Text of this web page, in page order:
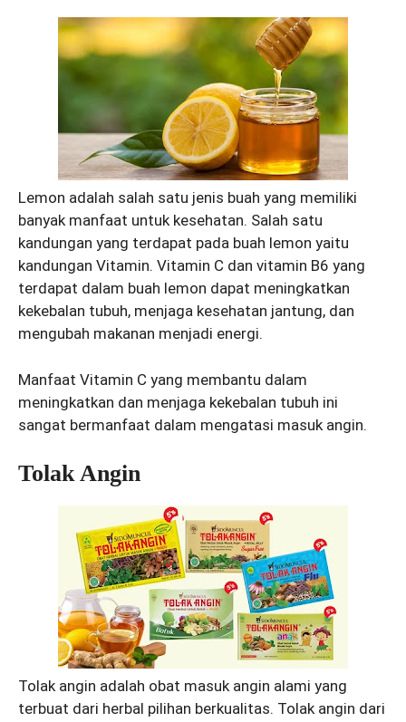
Lemon adalah salah satu jenis buah yang memiliki
banyak manfaat untuk kesehatan. Salah satu
kandungan yang terdapat pada buah lemon yaitu
kandungan Vitamin. Vitamin C dan vitamin B6 yang
terdapat dalam buah lemon dapat meningkatkan
kekebalan tubuh, menjaga kesehatan jantung, dan
mengubah makanan menjadi energi.
Manfaat Vitamin C yang membantu dalam
meningkatkan dan menjaga kekebalan tubuh ini
sangat bermanfaat dalam mengatasi masuk angin.
Tolak Angin
Tolak angin adalah obat masuk angin alami yang
terbuat dari herbal pilihan berkualitas. Tolak angin dari